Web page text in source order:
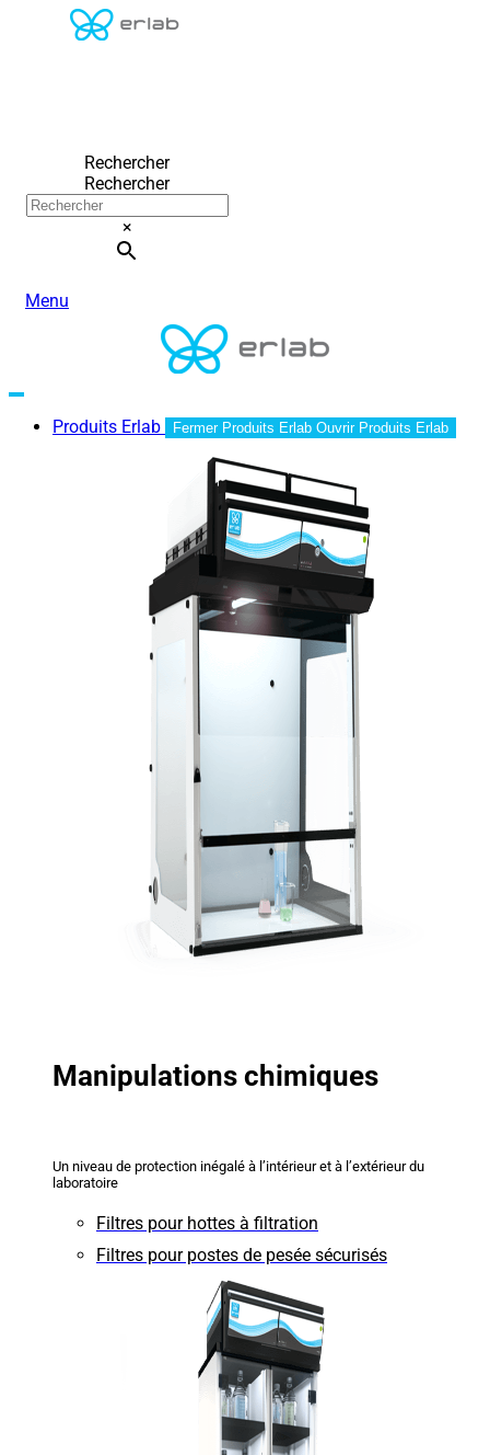
Rechercher
Rechercher
×
Menu
Produits Erlab Fermer Produits Erlab Ouvrir Produits Erlab
Manipulations chimiques
Un niveau de protection inégalé à l’intérieur et à l’extérieur du
laboratoire
Filtres pour hottes à filtration
Filtres pour postes de pesée sécurisés